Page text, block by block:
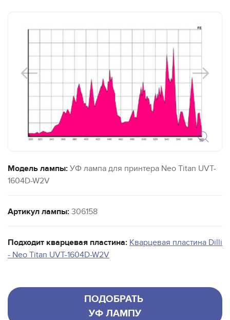
Модель лампы: УФ лампа для принтера Neo Titan UVT-
1604D-W2V
Артикул лампы: 306158
Подходит кварцевая пластина: Кварцевая пластина Dilli
- Neo Titan UVT-1604D-W2V
ПОДОБРАТЬ
УФ ЛАМПУ